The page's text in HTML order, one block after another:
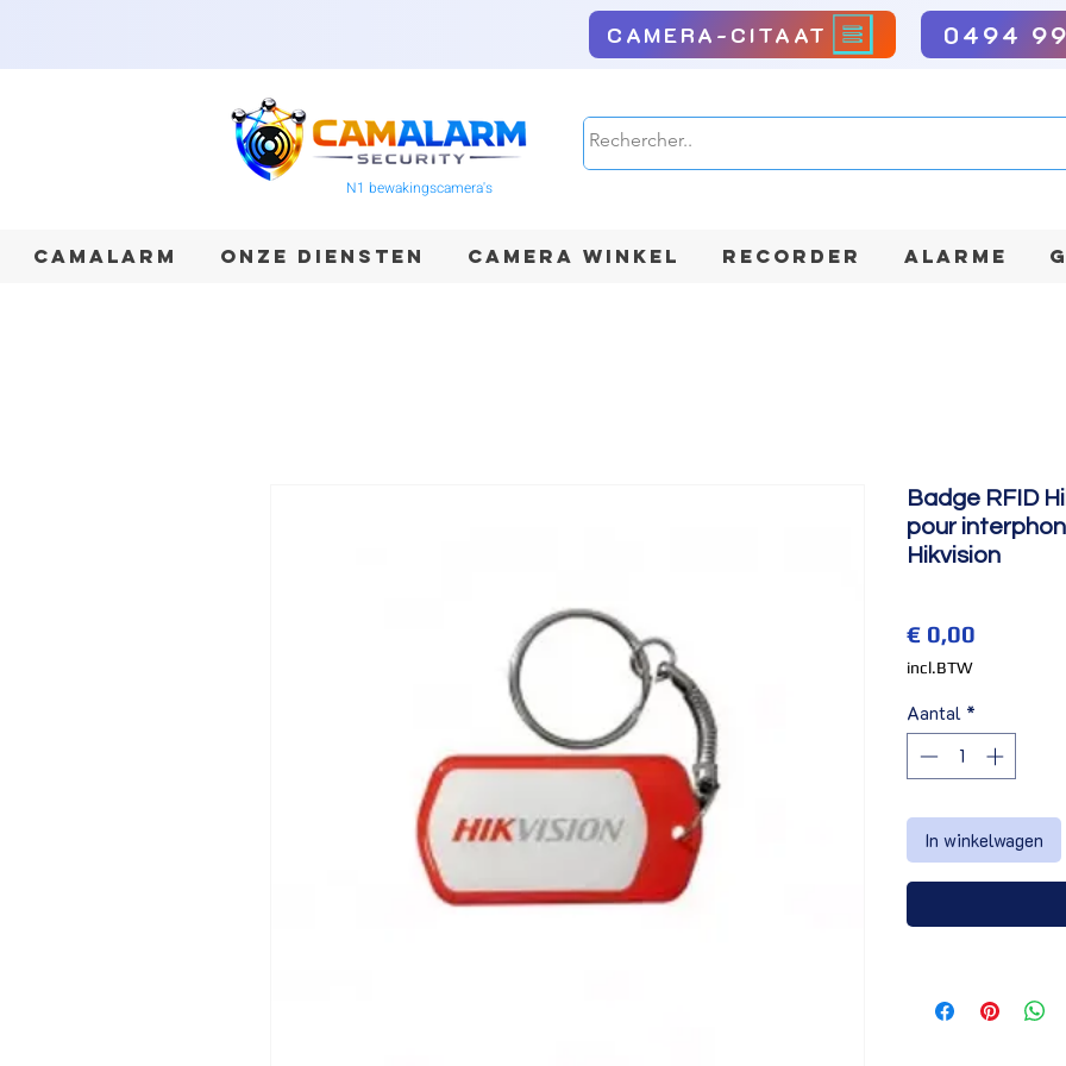
CAMERA-CITAAT 0494
N1 bewakingscamera's
CAMALARM ONZE DIENSTEN CAMERA WINKEL RECORDER ALARME
Badge RFID
pour
Hikvision
€ 0,00
incl.BTW
Aantal *
In winkelwagen